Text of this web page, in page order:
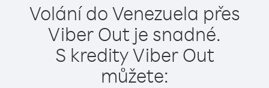
Volání do Venezuela přes
Viber Out je snadné.
S kredity Viber Out
můžete: